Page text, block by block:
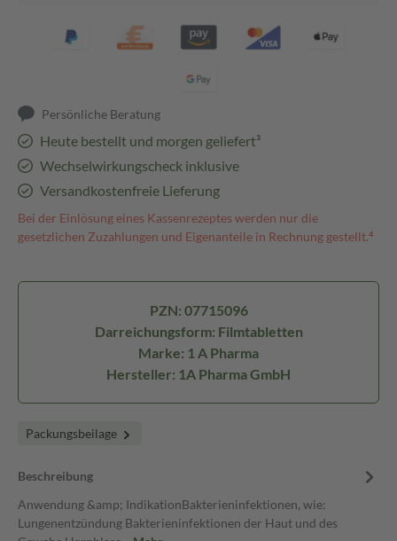
Persönliche Beratung
Heute bestellt und morgen geliefert³
Wechselwirkungscheck inklusive
Versandkostenfreie Lieferung
Bei der Einlösung eines Kassenrezeptes werden nur die
gesetzlichen Zuzahlungen und Eigenanteile in Rechnung gestellt.⁴
PZN: 07715096
Darreichungsform: Filmtabletten
Marke: 1 A Pharma
Hersteller: 1A Pharma GmbH
Packungsbeilage
Beschreibung
Anwendung &amp; IndikationBakterieninfektionen, wie:
Lungenentzündung Bakterieninfektionen der Haut und des